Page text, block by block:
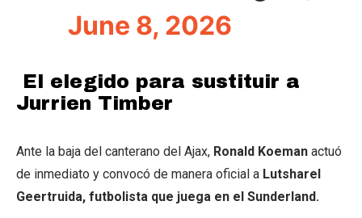
June 8, 2026
El elegido para sustituir a
Jurrien Timber
Ante la baja del canterano del Ajax, Ronald Koeman actuó
de inmediato y convocó de manera oficial a Lutsharel
Geertruida, futbolista que juega en el Sunderland.